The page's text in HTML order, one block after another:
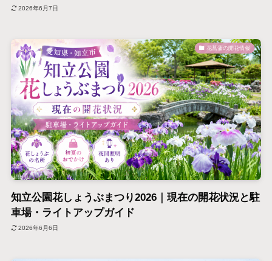
2026年6月7日
花菖蒲の開花情報
知立公園花しょうぶまつり2026｜現在の開花状況と駐
車場・ライトアップガイド
2026年6月6日